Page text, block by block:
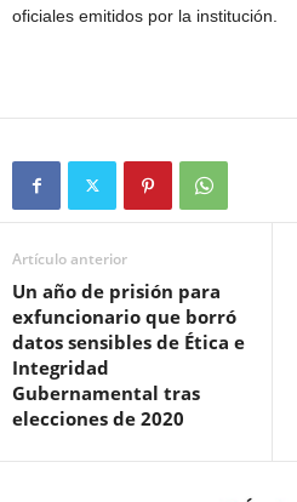
oficiales emitidos por la institución.
Artículo anterior
Un año de prisión para
exfuncionario que borró
datos sensibles de Ética e
Integridad
Gubernamental tras
elecciones de 2020